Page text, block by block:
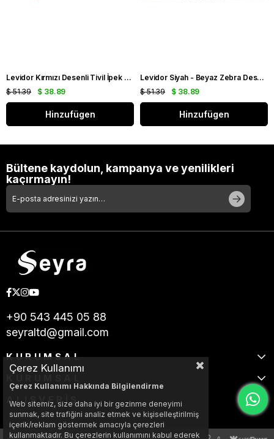
Levidor Kırmızı Desenli Tivil İpek Eşarp 19086
$ 38.89
$ 51.39
Hinzufügen
Levidor Siyah - Beyaz Zebra Desen Tivil İpek Eşarp 20808
$ 38.89
$ 51.39
Hinzufügen
Bültene kaydolun, kampanya ve yenilikleri
kaçırmayın!
+90 543 445 05 88
seyraltd@gmail.com
KURUMSAL
ALIŞVERİŞ
Çerez Kullanımı
Çerez Kullanımı Hakkında Bilgilendirme
Web sitemiz, size daha iyi bir gezinme deneyimi
sunmak, site trafiğini analiz etmek ve kişiselleştirilmiş
içerik/reklam göstermek amacıyla çerezleri
kullanmaktadır. Bu çerezlerin kullanımını kabul ederek